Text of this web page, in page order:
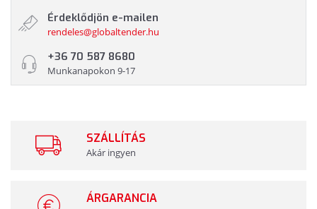
Érdeklődjön e-mailen
rendeles@globaltender.hu
+36 70 587 8680
Munkanapokon 9-17
SZÁLLÍTÁS
Akár ingyen
ÁRGARANCIA